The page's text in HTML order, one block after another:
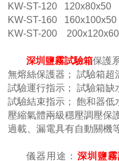
KW-ST-120
KW-ST-160
KW-ST-200
深圳鹽霧試驗箱保護
無熔絲保護器； 試驗箱超
試驗運行指示； 試驗箱缺
試驗結束指示； 飽和器低
壓縮氣體兩級穩壓調壓保
過載、漏電具有自動關機
儀器用途： 深圳鹽